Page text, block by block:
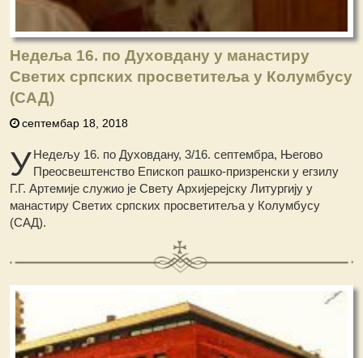
Недеља 16. по Духовдану у манастиру
Светих српских просветитеља у Колумбусу
(САД)
септембар 18, 2018
УНедељу 16. по Духовдану, 3/16. септембра, Његово
Преосвештенство Епископ рашко-призренски у егзилу
Г.Г. Артемије служио је Свету Архијерејску Литургију у
манастиру Светих српских просветитеља у Колумбусу
(САД).